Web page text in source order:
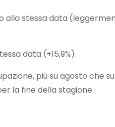
stessa data
data (+15,9%)
più su agosto che
la fine della stagione.